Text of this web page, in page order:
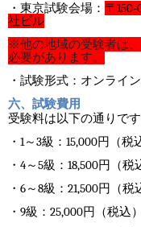
・東京試験会場： 〒 150-
社ビル
※他の地域の受験者は
必要があります。
・試験形式：オンライ
六、試験費用
受験料は以下の通りで
・ 1～3級： 15,000円（税
・ 4～5級： 18,500円（税
・ 6～8級： 21,500円（税
・ 9級： 25,000円（税込）